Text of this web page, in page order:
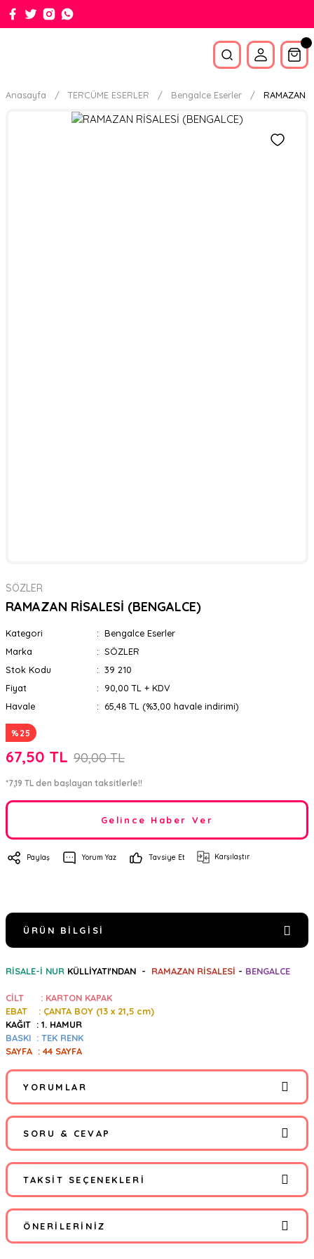
Anasayfa TERCÜME ESERLER Bengalce Eserler RAMAZAN
SÖZLER
RAMAZAN RİSALESİ (BENGALCE)
Kategori
Bengalce Eserler
Marka
SÖZLER
Stok Kodu
39 210
Fiyat
90,00 TL + KDV
Havale
65,48 TL (%3,00 havale indirimi)
%25
67,50 TL 90,00 TL
*7,19 TL den başlayan taksitlerle!!
Gelince Haber Ver
Paylaş Yorum Yaz Tavsiye Et Karşılaştır
ÜRÜN BILGISI
RİSALE-İ NUR KÜLLİYATI'NDAN - RAMAZAN RİSALESİ - BENGALCE
CİLT : KARTON KAPAK
EBAT : ÇANTA BOY (13 x 21,5 cm)
KAĞIT : 1. HAMUR
BASKI : TEK RENK
SAYFA : 44 SAYFA
YORUMLAR
Bu ürüne ilk yorumu siz yapın!
Yorum Yaz
SORU & CEVAP
Ürün hakkında henüz soru sorulmamış.
Soru Sor
TAKSIT SEÇENEKLERI
ÖNERILERINIZ